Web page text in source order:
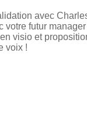
avec
votre futur
visio et
voix !